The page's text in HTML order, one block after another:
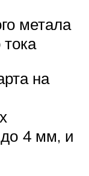
метала
на
4 мм, и